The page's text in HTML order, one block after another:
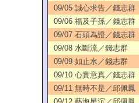
09/05 誠心求告／錢志群
09/06 福及子孫／錢志群
09/07 石頭為證／錢志群
09/08 水斷流／錢志群
09/09 如止水／錢志群
09/10 心實意真／錢志群
09/11 無時不是／邱佩鳳